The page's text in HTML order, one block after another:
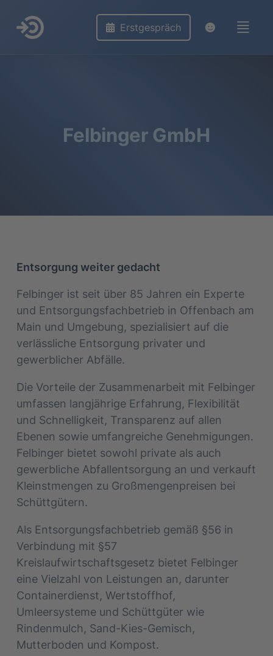
Erstgespräch
Felbinger GmbH
Entsorgung weiter gedacht
Felbinger ist seit über 85 Jahren ein Experte
und Entsorgungsfachbetrieb in Offenbach am
Main und Umgebung, spezialisiert auf die
verlässliche Entsorgung privater und
gewerblicher Abfälle.
Die Vorteile der Zusammenarbeit mit Felbinger
umfassen langjährige Erfahrung, Flexibilität
und Schnelligkeit, Transparenz auf allen
Ebenen sowie umfangreiche Genehmigungen.
Felbinger bietet sowohl private als auch
gewerbliche Abfallentsorgung an und verkauft
Kleinstmengen zu Großmengenpreisen bei
Schüttgütern.
Als Entsorgungsfachbetrieb gemäß §56 in
Verbindung mit §57
Kreislaufwirtschaftsgesetz bietet Felbinger
eine Vielzahl von Leistungen an, darunter
Containerdienst, Wertstoffhof,
Umleersysteme und Schüttgüter wie
Rindenmulch, Sand-Kies-Gemisch,
Mutterboden und Kompost.